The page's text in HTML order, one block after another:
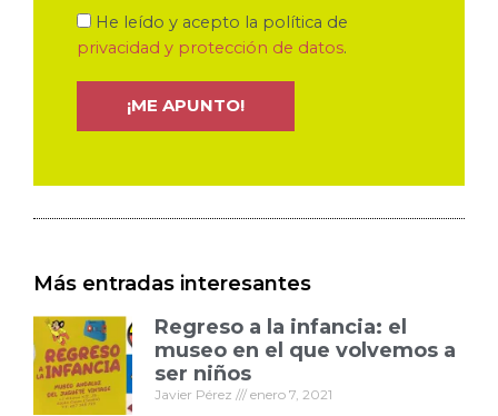
He leído y acepto la política de
privacidad y protección de datos.
Más entradas interesantes
Regreso a la infancia: el
museo en el que volvemos a
ser niños
Javier Pérez enero 7, 2021